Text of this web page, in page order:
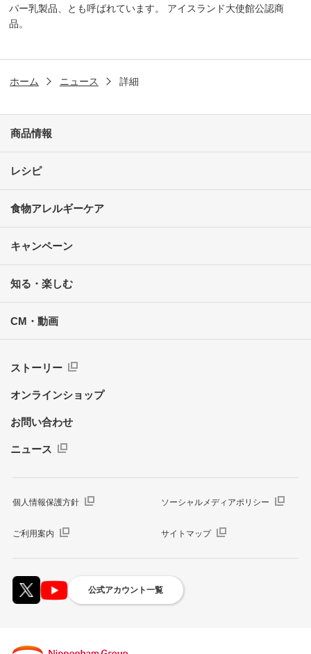
パー乳製品、とも呼ばれています。 アイスランド大使館公認商
品。
ホーム ニュース 詳細
商品情報
レシピ
食物アレルギーケア
キャンペーン
知る・楽しむ
CM・動画
ストーリー
オンラインショップ
お問い合わせ
ニュース
個人情報保護方針 ソーシャルメディアポリシー
ご利用案内 サイトマップ
公式アカウント一覧